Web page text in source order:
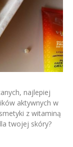
najlepiej
aktywnych w
z witaminą
twojej skóry?